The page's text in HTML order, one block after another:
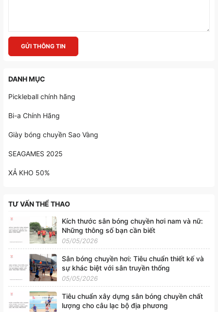
GỬI THÔNG TIN
DANH MỤC
Pickleball chính hãng
Bi-a Chính Hãng
Giày bóng chuyền Sao Vàng
SEAGAMES 2025
XẢ KHO 50%
TƯ VẤN THỂ THAO
Kích thước sân bóng chuyền hơi nam và nữ:
Những thông số bạn cần biết
05/05/2026
Sân bóng chuyền hơi: Tiêu chuẩn thiết kế và
sự khác biệt với sân truyền thống
05/05/2026
Tiêu chuẩn xây dựng sân bóng chuyền chất
lượng cho câu lạc bộ địa phương